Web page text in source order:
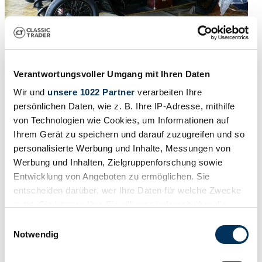
Verantwortungsvoller Umgang mit Ihren Daten
Wir und unsere 1022 Partner verarbeiten Ihre
persönlichen Daten, wie z. B. Ihre IP-Adresse, mithilfe
von Technologien wie Cookies, um Informationen auf
Ihrem Gerät zu speichern und darauf zuzugreifen und so
personalisierte Werbung und Inhalte, Messungen von
Werbung und Inhalten, Zielgruppenforschung sowie
Entwicklung von Angeboten zu ermöglichen. Sie
entscheiden darüber, wer Ihre Daten für welche Zwecke
Trigger Symbol ändern oder widerrufen
Notwendig
CHF 87'214 vor 4 Monaten